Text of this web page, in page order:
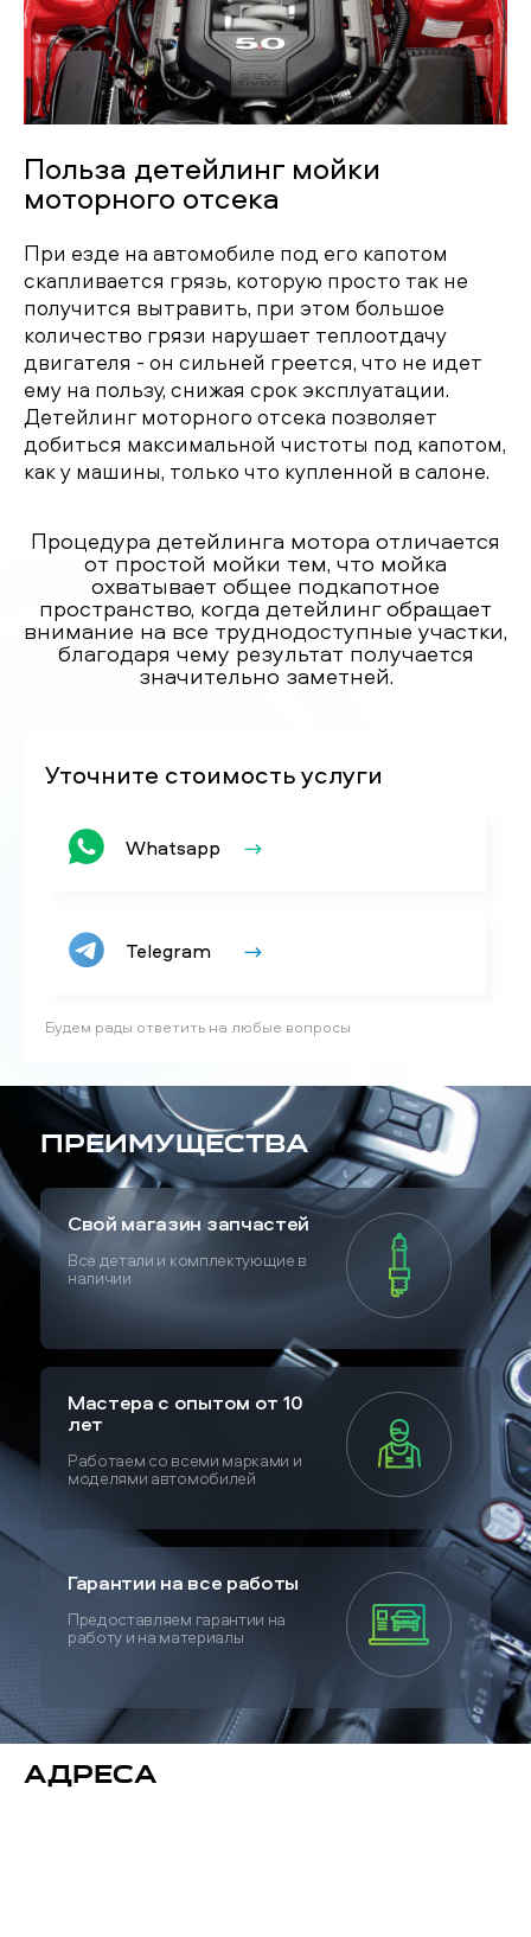
Польза детейлинг мойки
моторного отсека
При езде на автомобиле под его капотом
скапливается грязь, которую просто так не
получится вытравить, при этом большое
количество грязи нарушает теплоотдачу
двигателя - он сильней греется, что не идет
ему на пользу, снижая срок эксплуатации.
Детейлинг моторного отсека позволяет
добиться максимальной чистоты под капотом,
как у машины, только что купленной в салоне.
Процедура детейлинга мотора отличается
от простой мойки тем, что мойка
охватывает общее подкапотное
пространство, когда детейлинг обращает
внимание на все труднодоступные участки,
благодаря чему результат получается
значительно заметней.
Уточните стоимость услуги
Whatsapp
Telegram
Будем рады ответить на любые вопросы
Преимущества
Свой магазин запчастей
Все детали и комплектующие в
наличии
Мастера с опытом от 10
лет
Работаем со всеми марками и
моделями автомобилей
Гарантии на все работы
Предоставляем гарантии на
работу и на материалы
Адреса